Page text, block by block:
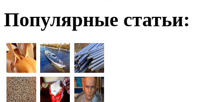
Популярные статьи: